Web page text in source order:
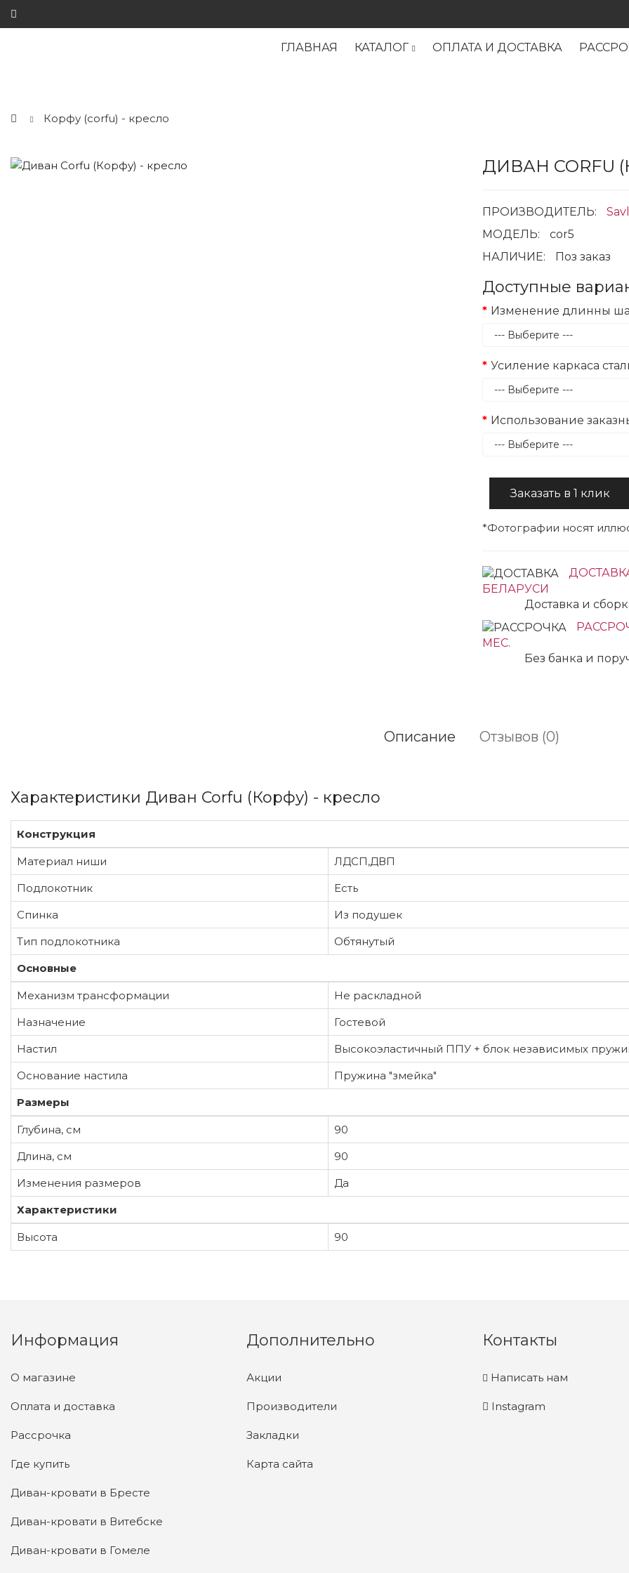
ГЛАВНАЯ КАТАЛОГ ОПЛАТА И ДОСТАВКА
Корфу (corfu) - кресло
ДИВАН CORFU
ПРОИЗВОДИТЕЛЬ:
МОДЕЛЬ:
cor5
НАЛИЧИЕ:
Поз заказ
Доступные
Изменение длинны
Усиление каркаса
Использование
Заказать в 1 клик
*Фотографии носят
БЕЛАРУСИ
Доставка и
МЕС.
Без банка и
Описание Отзывов (0)
Характеристики Диван Corfu (Корфу) - кресло
Конструкция
Материал ниши
ЛДСП,ДВП
Подлокотник
Есть
Спинка
Из подушек
Тип подлокотника
Обтянутый
Основные
Механизм трансформации
Не раскладной
Назначение
Гостевой
Настил
Высокоэластичный ППУ + блок независимых
Основание настила
Пружина "змейка"
Размеры
Глубина, см
90
Длина, см
90
Изменения размеров
Да
Характеристики
Высота 90
Информация
О магазине
Оплата и доставка
Рассрочка
Где купить
Диван-кровати в Бресте
Диван-кровати в Витебске
Диван-кровати в Гомеле
Дополнительно
Акции
Производители
Закладки
Карта сайта
Контакты
Написать нам
Instagram